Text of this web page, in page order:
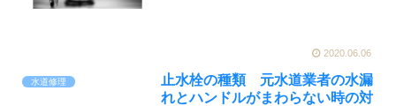
2020.06.06
水道修理
止水栓の種類 元水道業者の水漏
れとハンドルがまわらない時の対